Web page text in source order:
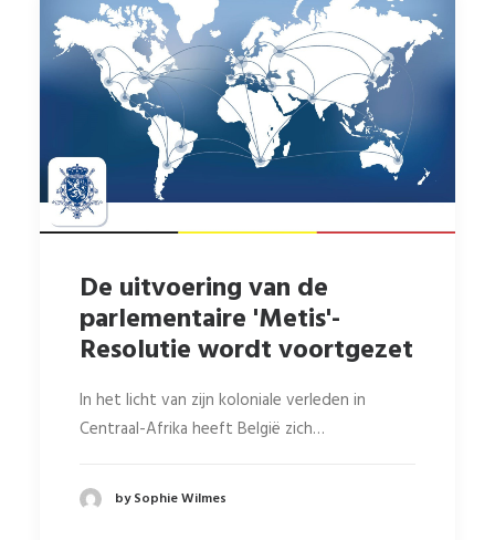
De uitvoering van de
parlementaire 'Metis'-
Resolutie wordt voortgezet
In het licht van zijn koloniale verleden in
Centraal-Afrika heeft België zich…
by Sophie Wilmes